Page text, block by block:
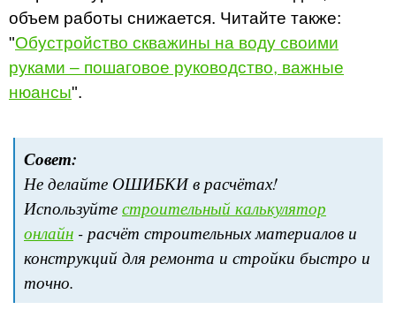
объем работы снижается. Читайте также:
"Обустройство скважины на воду своими
руками – пошаговое руководство, важные
нюансы".
Совет:
Не делайте ОШИБКИ в расчётах!
Используйте строительный калькулятор
онлайн - расчёт строительных материалов и
конструкций для ремонта и стройки быстро и
точно.